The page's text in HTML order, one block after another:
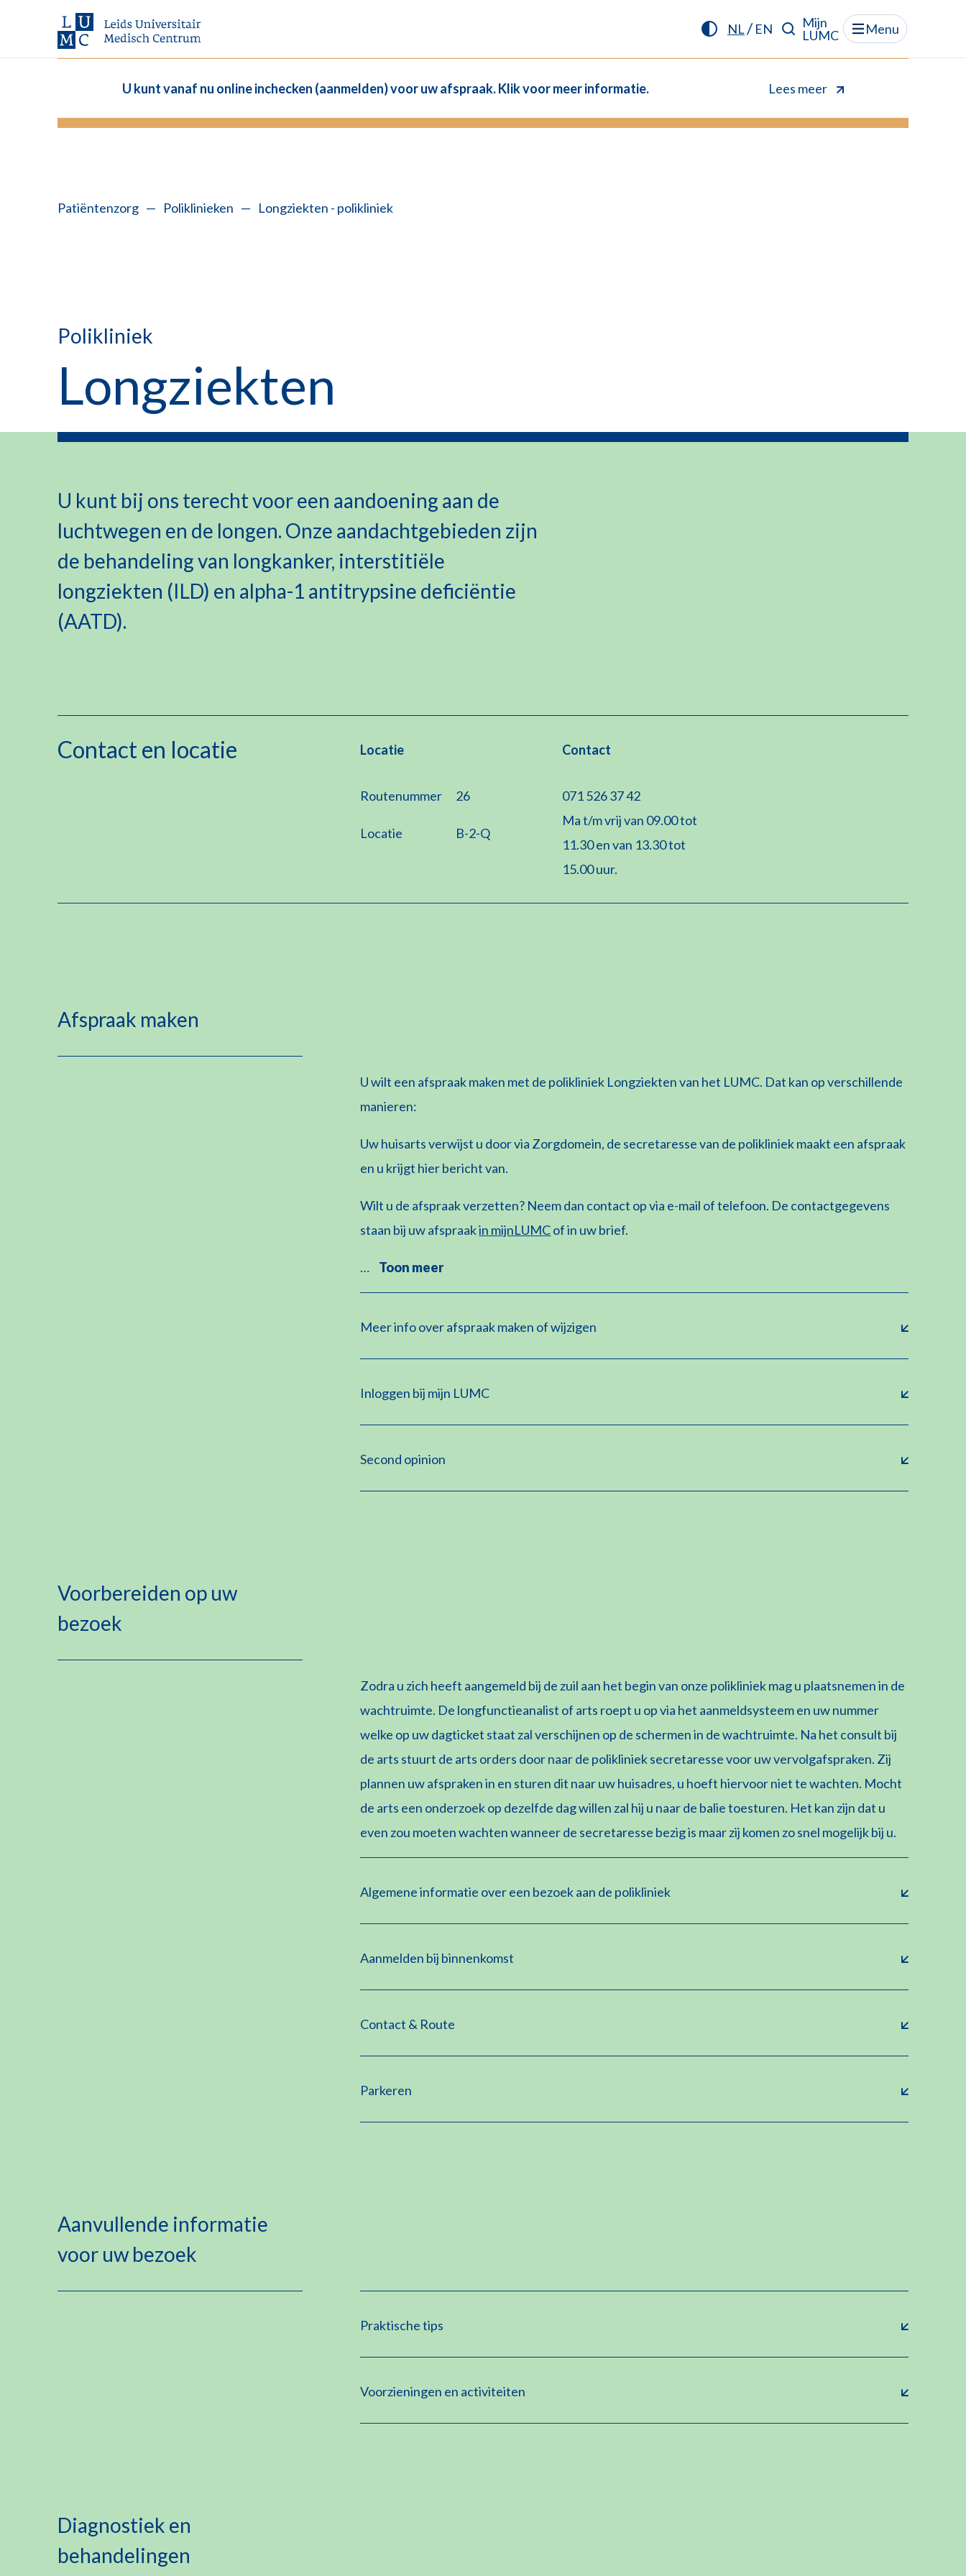
NL/ EN
Mijn
LUMC
Menu
U kunt vanaf nu online inchecken (aanmelden) voor uw afspraak. Klik voor meer informatie. Lees meer
Patiëntenzorg — Poliklinieken — Longziekten - polikliniek
Polikliniek
Longziekten
U kunt bij ons terecht voor een aandoening aan de
luchtwegen en de longen. Onze aandachtgebieden zijn
de behandeling van longkanker, interstitiële
longziekten (ILD) en alpha-1 antitrypsine deficiëntie
(AATD).
Contact en locatie Locatie
Routenummer 26
Locatie B-2-Q
Contact
071 526 37 42
Ma t/m vrij van 09.00 tot
11.30 en van 13.30 tot
15.00 uur.
Afspraak maken
U wilt een afspraak maken met de polikliniek Longziekten van het LUMC. Dat kan op verschillende
manieren:
Uw huisarts verwijst u door via Zorgdomein, de secretaresse van de polikliniek maakt een afspraak
en u krijgt hier bericht van.
Wilt u de afspraak verzetten? Neem dan contact op via e-mail of telefoon. De contactgegevens
staan bij uw afspraakin mijnLUMCof in uw brief.
… Toon meer
Meer info over afspraak maken of wijzigen
Inloggen bij mijn LUMC
Second opinion
Voorbereiden op uw
bezoek
Zodra u zich heeft aangemeld bij de zuil aan het begin van onze polikliniek mag u plaatsnemen in de
wachtruimte. De longfunctieanalist of arts roept u op via het aanmeldsysteem en uw nummer
welke op uw dagticket staat zal verschijnen op de schermen in de wachtruimte. Na het consult bij
de arts stuurt de arts orders door naar de polikliniek secretaresse voor uw vervolgafspraken. Zij
plannen uw afspraken in en sturen dit naar uw huisadres, u hoeft hiervoor niet te wachten. Mocht
de arts een onderzoek op dezelfde dag willen zal hij u naar de balie toesturen. Het kan zijn dat u
even zou moeten wachten wanneer de secretaresse bezig is maar zij komen zo snel mogelijk bij u.
Algemene informatie over een bezoek aan de polikliniek
Aanmelden bij binnenkomst
Contact & Route
Parkeren
Aanvullende informatie
voor uw bezoek
Praktische tips
Voorzieningen en activiteiten
Diagnostiek en
behandelingen